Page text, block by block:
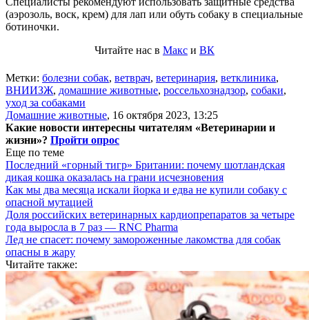
(аэрозоль, воск, крем) для лап или обуть собаку в специальные
ботиночки.
Читайте нас в Макс и ВК
Метки: болезни собак, ветврач, ветеринария, ветклиника,
ВНИИЗЖ, домашние животные, россельхознадзор, собаки,
уход за собаками
Домашние животные, 16 октября 2023, 13:25
Какие новости интересны читателям «Ветеринарии и
жизни»? Пройти опрос
Еще по теме
Последний «горный тигр» Британии: почему шотландская
дикая кошка оказалась на грани исчезновения
Как мы два месяца искали йорка и едва не купили собаку с
опасной мутацией
Доля российских ветеринарных кардиопрепаратов за четыре
года выросла в 7 раз — RNC Pharma
Лед не спасет: почему замороженные лакомства для собак
опасны в жару
Читайте также: